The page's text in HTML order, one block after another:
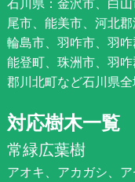
尾市、能美市、河北
輪島市、羽咋市、羽
能登町、珠洲市、羽
郡川北町など石川県
対応樹木一覧
常緑広葉樹
アオキ、アカガシ、